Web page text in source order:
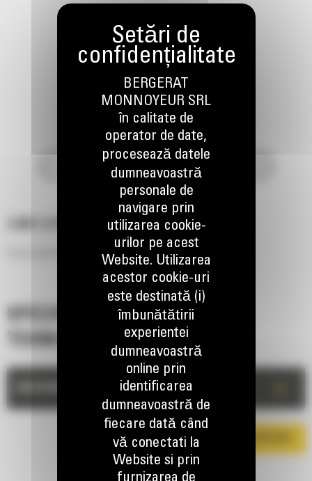
2.5m³ (3.3yd³) Material Handling Bucket for Wheel Loaders
SPECIFICATII
TEHNICE
BERGERAT
MONNOYEUR SRL
în calitate de
operator de date,
procesează datele
dumneavoastră
personale de
navigare prin
utilizarea cookie-
urilor pe acest
Website. Utilizarea
acestor cookie-uri
este destinată (i)
îmbunătătirii
experientei
dumneavoastră
online prin
identificarea
dumneavoastră de
fiecare dată când
vă conectati la
Website si prin